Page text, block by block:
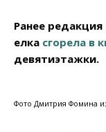
Ранее
елка сгорела в
девятиэтажки.
Фото Дмитрия Фомина